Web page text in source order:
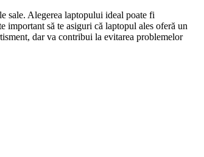
sale. Alegerea laptopului ideal poate fi
important să te asiguri că laptopul ales oferă un
dar va contribui la evitarea problemelor